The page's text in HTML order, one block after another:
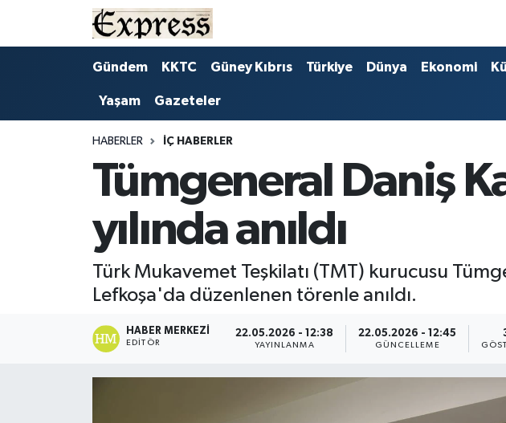
Gündem KKTC Güney Kıbrıs Türkiye Dünya Ekonomi
Yaşam Gazeteler
HABERLER İÇ HABERLER
Tümgeneral Daniş
yılında anıldı
Türk Mukavemet Teşkilatı (TMT) kurucusu
Lefkoşa'da düzenlenen törenle anıldı.
HABER MERKEZI
EDITÖR
22.05.2026 - 12:38
YAYINLANMA
22.05.2026 - 12:45
GÜNCELLEME
ALAYKÖY
ALSANCAK
ENGLISH
Hava Durumu
Trafik Durumu
Süper Lig Puan Durumu ve Fikstür
Tüm Manşetler
Son Dakika Haberleri
Haber Arşivi